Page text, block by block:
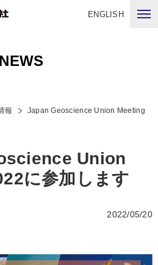
ENGLISH
NEWS
報
Japan Geoscience Union Meeting
Union
に参加します
2022/05/20